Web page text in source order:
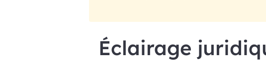
Éclairage